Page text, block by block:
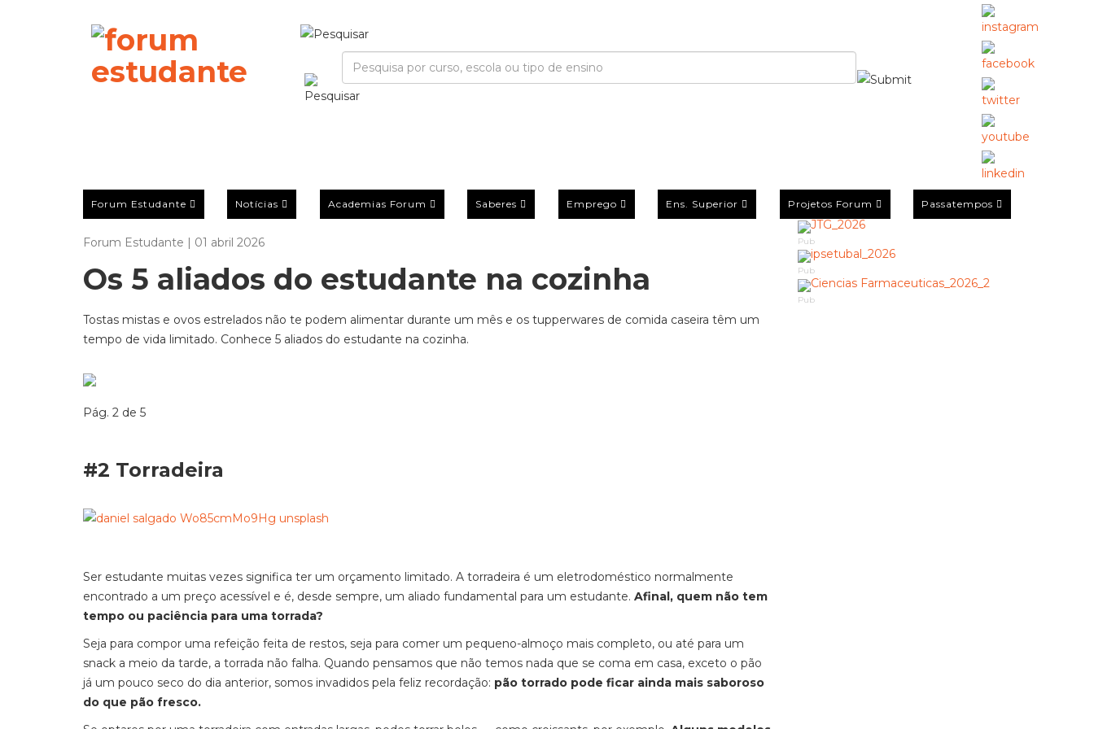
Forum Estudante Notícias Academias Forum Saberes Emprego Ens. Superior Projetos Forum Passatempos
Forum Estudante | 01 abril 2026
Os 5 aliados do estudante na cozinha
Tostas mistas e ovos estrelados não te podem alimentar durante um mês e os tupperwares de comida caseira têm um
tempo de vida limitado. Conhece 5 aliados do estudante na cozinha.
Pág. 2 de 5
#2 Torradeira
Ser estudante muitas vezes significa ter um orçamento limitado. A torradeira é um eletrodoméstico normalmente
encontrado a um preço acessível e é, desde sempre, um aliado fundamental para um estudante. Afinal, quem não tem
tempo ou paciência para uma torrada?
Seja para compor uma refeição feita de restos, seja para comer um pequeno-almoço mais completo, ou até para um
snack a meio da tarde, a torrada não falha. Quando pensamos que não temos nada que se coma em casa, exceto o pão
já um pouco seco do dia anterior, somos invadidos pela feliz recordação: pão torrado pode ficar ainda mais saboroso
do que pão fresco.
Pub
Pub
Pub